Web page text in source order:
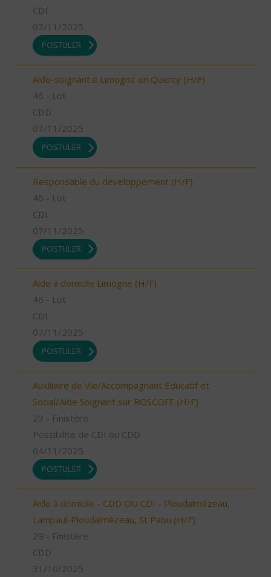
CDI
07/11/2025
POSTULER
Aide-soignant.e Limogne en Quercy (H/F)
46 - Lot
CDD
07/11/2025
POSTULER
Responsable du développement (H/F)
46 - Lot
CDI
07/11/2025
POSTULER
Aide à domicile Limogne (H/F)
46 - Lot
CDI
07/11/2025
POSTULER
Auxiliaire de Vie/Accompagnant Educatif et
Social/Aide Soignant sur ROSCOFF (H/F)
29 - Finistère
Possibilité de CDI ou CDD
04/11/2025
POSTULER
Aide à domicile - CDD OU CDI - Ploudalmézeau,
Lampaul-Ploudalmézeau, St Pabu (H/F)
29 - Finistère
CDD
31/10/2025